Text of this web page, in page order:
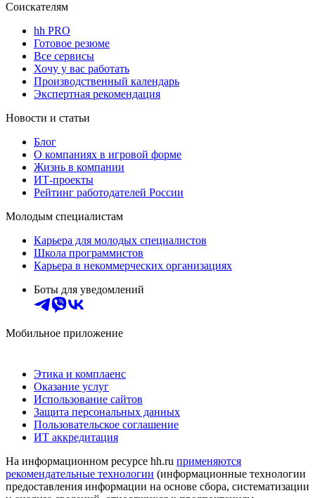
Соискателям
hh PRO
Готовое резюме
Все сервисы
Хочу у вас работать
Производственный календарь
Экспертная рекомендация
Новости и статьи
Блог
О компаниях в игровой форме
Жизнь в компании
ИТ-проекты
Рейтинг работодателей России
Молодым специалистам
Карьера для молодых специалистов
Школа программистов
Карьера в некоммерческих организациях
Боты для уведомлений
Мобильное приложение
Этика и комплаенс
Оказание услуг
Использование сайтов
Защита персональных данных
Пользовательское соглашение
ИТ аккредитация
На информационном ресурсе hh.ru применяются
рекомендательные технологии (информационные технологии
предоставления информации на основе сбора, систематизации